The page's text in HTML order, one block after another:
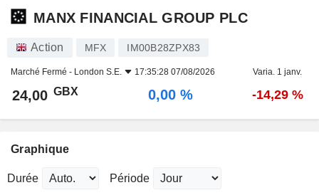
MANX FINANCIAL GROUP PLC
Action MFX IM00B28ZPX83
Marché Fermé - London S.E. 17:35:28 07/08/2026 Varia. 1 janv.
24,00 GBX 0,00 % -14,29 %
Graphique
Durée Période